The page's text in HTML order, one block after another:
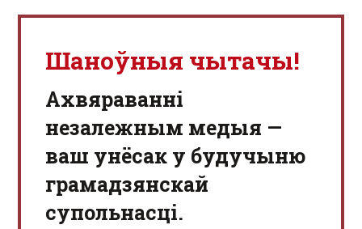
Шаноўныя чытачы!
Aхвяраванні
незалежным медыя —
ваш унёсак у будучыню
грамадзянскай
супольнасці.